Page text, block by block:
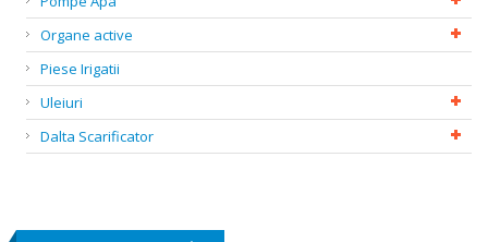
Organe active
Piese Irigatii
Uleiuri
Dalta Scarificator